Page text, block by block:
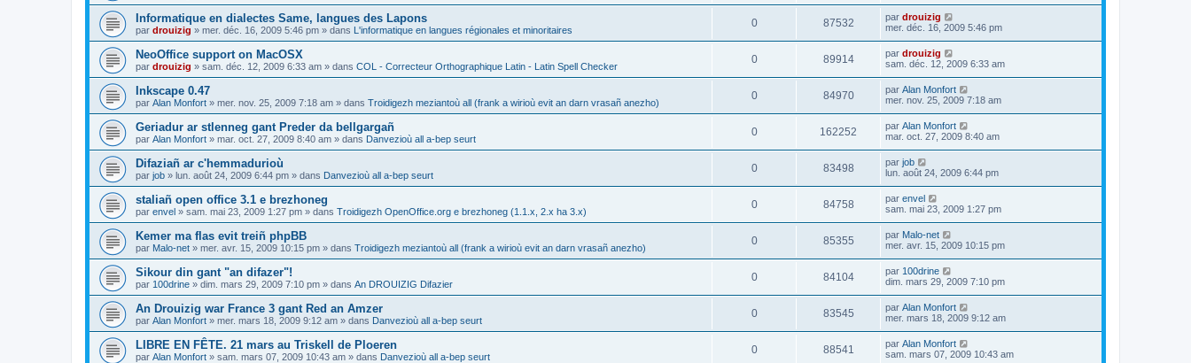
Informatique en dialectes Same, langues des Lapons
par drouizig » mer. déc. 16, 2009 5:46 pm » dans L'informatique en langues régionales et minoritaires
0 87532 par drouizig
mer. déc. 16, 2009 5:46 pm
NeoOffice support on MacOSX
par drouizig » sam. déc. 12, 2009 6:33 am » dans COL - Correcteur Orthographique Latin - Latin Spell Checker
0 89914 par drouizig
sam. déc. 12, 2009 6:33 am
Inkscape 0.47
par Alan Monfort » mer. nov. 25, 2009 7:18 am » dans Troidigezh meziantoù all (frank a wirioù evit an darn vrasañ anezho)
0 84970 par Alan Monfort
mer. nov. 25, 2009 7:18 am
Geriadur ar stlenneg gant Preder da bellgargañ
par Alan Monfort » mar. oct. 27, 2009 8:40 am » dans Danvezioù all a-bep seurt
0 162252 par Alan Monfort
mar. oct. 27, 2009 8:40 am
Difaziañ ar c'hemmadurioù
par job » lun. août 24, 2009 6:44 pm » dans Danvezioù all a-bep seurt
0 83498 par job
lun. août 24, 2009 6:44 pm
staliañ open office 3.1 e brezhoneg
par envel » sam. mai 23, 2009 1:27 pm » dans Troidigezh OpenOffice.org e brezhoneg (1.1.x, 2.x ha 3.x)
0 84758 par envel
sam. mai 23, 2009 1:27 pm
Kemer ma flas evit treiñ phpBB
par Malo-net » mer. avr. 15, 2009 10:15 pm » dans Troidigezh meziantoù all (frank a wirioù evit an darn vrasañ anezho)
0 85355 par Malo-net
mer. avr. 15, 2009 10:15 pm
Sikour din gant "an difazer"!
par 100drine » dim. mars 29, 2009 7:10 pm » dans An DROUIZIG Difazier
0 84104 par 100drine
dim. mars 29, 2009 7:10 pm
An Drouizig war France 3 gant Red an Amzer
par Alan Monfort » mer. mars 18, 2009 9:12 am » dans Danvezioù all a-bep seurt
0 83545 par Alan Monfort
mer. mars 18, 2009 9:12 am
LIBRE EN FÊTE. 21 mars au Triskell de Ploeren
par Alan Monfort » sam. mars 07, 2009 10:43 am » dans Danvezioù all a-bep seurt
0 88541 par Alan Monfort
sam. mars 07, 2009 10:43 am